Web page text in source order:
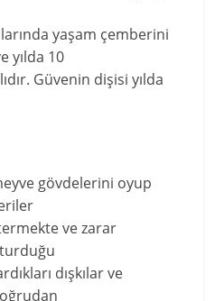
yaşam çemberini
yılda 10
Güvenin dişisi yılda
gövdelerini oyup
ve zarar
dışkılar ve